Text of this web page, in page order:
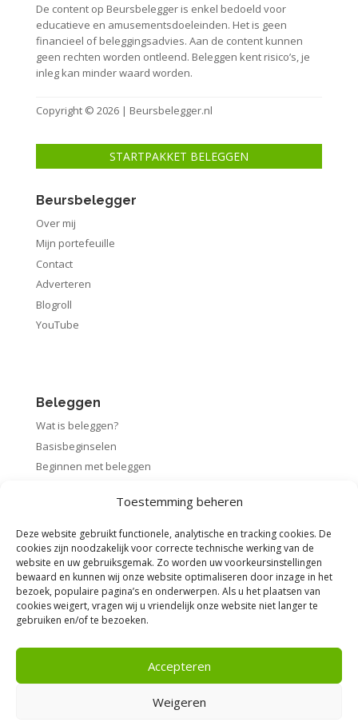
Toestemming beheren
Deze website gebruikt functionele, analytische en tracking cookies. De
cookies zijn noodzakelijk voor correcte technische werking van de
website en uw gebruiksgemak. Zo worden uw voorkeursinstellingen
bewaard en kunnen wij onze website optimaliseren door inzage in het
bezoek, populaire pagina’s en onderwerpen. Als u het plaatsen van
cookies weigert, vragen wij u vriendelijk onze website niet langer te
gebruiken en/of te bezoeken.
Accepteren
Weigeren
De content op Beursbelegger is enkel bedoeld voor
educatieve en amusementsdoeleinden. Het is geen
financieel of beleggingsadvies. Aan de content kunnen
geen rechten worden ontleend. Beleggen kent risico’s, je
inleg kan minder waard worden.
Copyright © 2026 | Beursbelegger.nl
STARTPAKKET BELEGGEN
Beursbelegger
Over mij
Mijn portefeuille
Contact
Adverteren
Blogroll
YouTube
Beleggen
Wat is beleggen?
Basisbeginselen
Beginnen met beleggen
Rendement berekenen
Voorwaarden
Algemene voorwaarden
Privacybeleid
Disclaimer